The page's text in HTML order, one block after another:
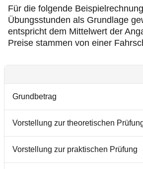
Für die folgende
Übungsstunden als Grundlage
entspricht dem Mittelwert der
Preise stammen von einer
Grundbetrag
Vorstellung zur theoretischen
Vorstellung zur praktischen Prüfung